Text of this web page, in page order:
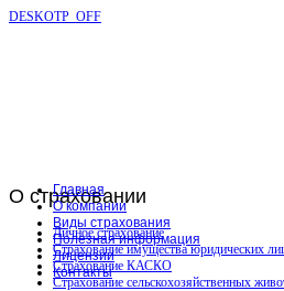
DESKOTP_OFF
О страховании
Личное страхование
Страхование имущества юридических
Страхование КАСКО
Страхование сельскохозяйственных
Главная
О компании
Виды страхования
Полезная информация
Лицензии
Контакты